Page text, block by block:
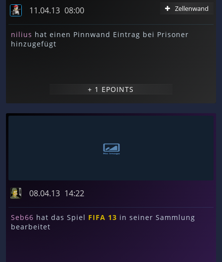
Zellenwand
11.04.13 08:00
nilius hat einen Pinnwand Eintrag bei Prisoner
hinzugefügt
+ 1 EPOINTS
08.04.13 14:22
Seb66 hat das Spiel FIFA 13 in seiner Sammlung
bearbeitet